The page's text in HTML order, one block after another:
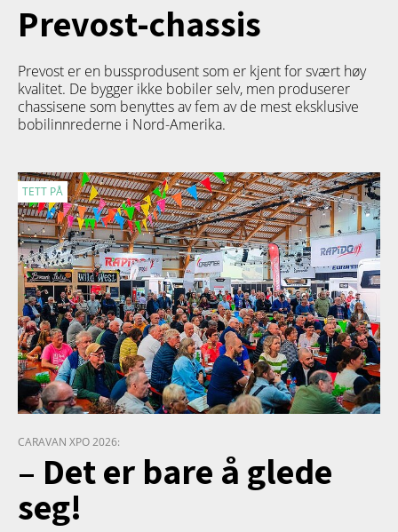
Prevost-chassis
Prevost er en bussprodusent som er kjent for svært høy
kvalitet. De bygger ikke bobiler selv, men produserer
chassisene som benyttes av fem av de mest eksklusive
bobilinnrederne i Nord-Amerika.
TETT PÅ
CARAVAN XPO 2026:
– Det er bare å glede
seg!